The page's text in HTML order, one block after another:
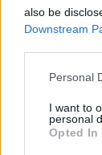
also be
Downstream
Personal
I want to
personal
Opted In
är städning
hitta tid.
hantera ölet
Beskriv
brygga öl